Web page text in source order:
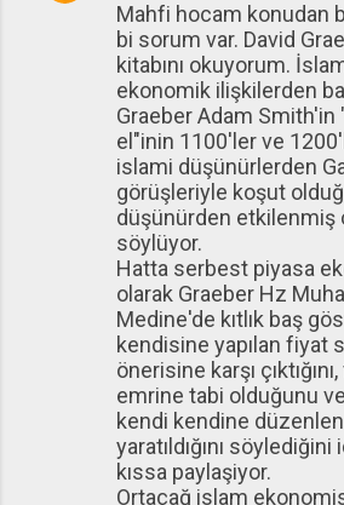
Mahfi hocam konudan
bi sorum var. David
kitabını okuyorum.
ekonomik ilişkilerden
Graeber Adam Smith'in
el"inin 1100'ler ve
islami düşünürlerden
görüşleriyle koşut
düşünürden etkilenmiş
söylüyor.
Hatta serbest piyasa
olarak Graeber Hz
Medine'de kıtlık baş
kendisine yapılan fiyat
önerisine karşı
emrine tabi olduğunu
kendi kendine
yaratıldığını
kıssa paylaşiyor.
Ortaçağ islam